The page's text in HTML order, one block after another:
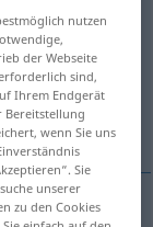
nutzen
der Webseite
sind,
Ihrem Endgerät
Bereitstellung
wenn Sie uns
Sie
unserer
zu den Cookies